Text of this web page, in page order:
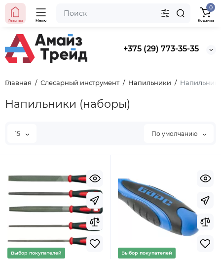
+375 (29) 773-35-35
Главная Меню
0
Корзина
Главная Слесарный инструмент Напильники
Напильники (наборы)
15 По умолчанию
Выбор покупателей Выбор покупателей